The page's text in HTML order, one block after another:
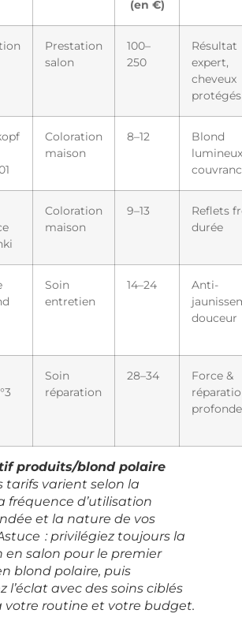
(en €)
Prestation
salon
100–
250
Résultat
expert,
cheveux
protégés
Coloration
maison
8–12
Blond
Coloration
maison
9–13
Reflets
durée
Soin
entretien
14–24
Anti-
douceur
Soin
réparation
28–34
Force &
profonde
produits/blond polaire
tarifs varient selon la
fréquence d’utilisation
et la nature de vos
: privilégiez toujours la
en salon pour le premier
blond polaire, puis
l’éclat avec des soins ciblés
votre routine et votre budget.